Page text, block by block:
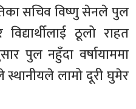
सचिव विष्णु सेनले पुल
ठूलो राहत
पुल नहुँदा वर्षायाममा
लामो दूरी घुमेर